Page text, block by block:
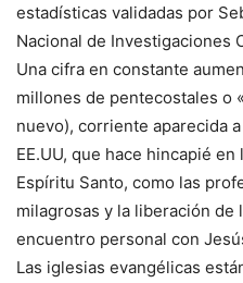
estadísticas validadas por
Nacional de Investigaciones
Una cifra en constante
millones de pentecostales o
nuevo), corriente aparecida
EE.UU, que hace hincapié
Espíritu Santo, como las
milagrosas y la liberación
encuentro personal con
Las iglesias evangélicas